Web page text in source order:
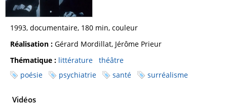
1993, documentaire, 180 min, couleur
Réalisation : Gérard Mordillat, Jérôme Prieur
Thématique : littérature
théâtre
poésie
psychiatrie santé surréalisme
Vidéos